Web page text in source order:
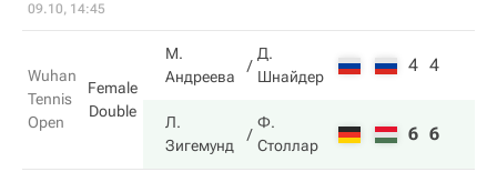
09.10, 14:45
Wuhan
Tennis
Open
Female
Double
М.
Андреева
Д.
Шнайдер
4 4
Л.
Зигемунд
Ф.
Столлар
6 6